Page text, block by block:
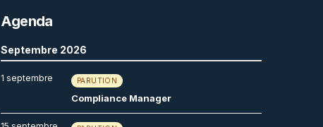
Agenda
Septembre 2026
1 septembre PARUTION
Compliance Manager